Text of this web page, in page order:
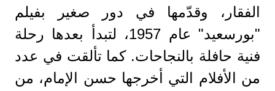
الفقار، وقدّمها في دور صغير بفيلم
"بورسعيد" عام 1957، لتبدأ بعدها رحلة
فنية حافلة بالنجاحات. كما تألقت في عدد
من الأفلام التي أخرجها حسن الإمام، من